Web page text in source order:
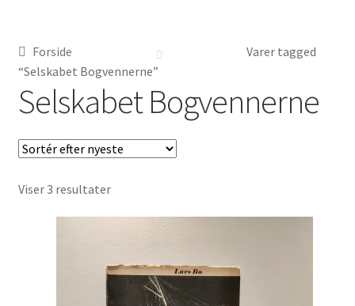
Bøger og blade
Børnebøger
Ting
Jul og temaer
Forside
Varer tagged
“Selskabet Bogvennerne”
Selskabet Bogvennerne
Viser 3 resultaterSorteret
seneste